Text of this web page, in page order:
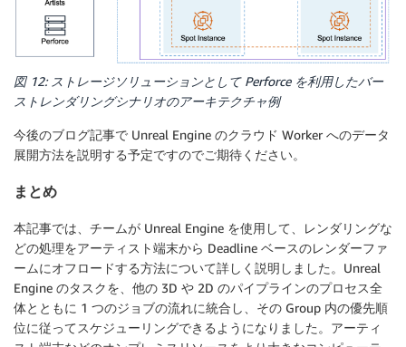
図 12: ストレージソリューションとして Perforce を利用したバー
ストレンダリングシナリオのアーキテクチャ例
今後のブログ記事で Unreal Engine のクラウド Worker へのデータ
展開方法を説明する予定ですのでご期待ください。
まとめ
本記事では、チームが Unreal Engine を使用して、レンダリングな
どの処理をアーティスト端末から Deadline ベースのレンダーファ
ームにオフロードする方法について詳しく説明しました。Unreal
Engine のタスクを、他の 3D や 2D のパイプラインのプロセス全
体とともに 1 つのジョブの流れに統合し、その Group 内の優先順
位に従ってスケジューリングできるようになりました。アーティ